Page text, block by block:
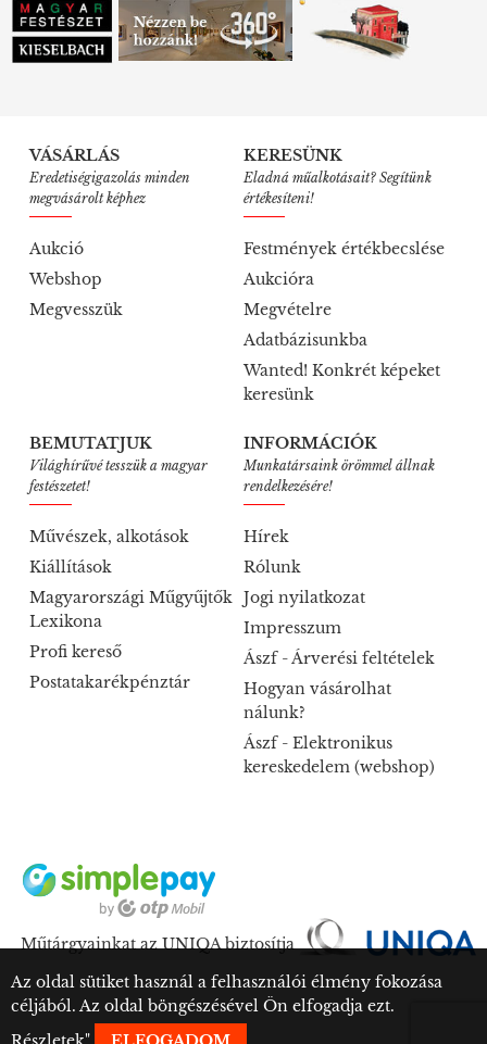
VÁSÁRLÁS
Eredetiségigazolás minden
megvásárolt képhez
Aukció
Webshop
Megvesszük
KERESÜNK
Eladná műalkotásait? Segítünk
értékesíteni!
Festmények értékbecslése
Aukcióra
Megvételre
Adatbázisunkba
Wanted! Konkrét képeket
keresünk
BEMUTATJUK
Világhírűvé tesszük a magyar
festészetet!
Művészek, alkotások
Kiállítások
Magyarországi Műgyűjtők
Lexikona
Profi kereső
Postatakarékpénztár
INFORMÁCIÓK
Munkatársaink örömmel állnak
rendelkezésére!
Hírek
Rólunk
Jogi nyilatkozat
Impresszum
Ászf - Árverési feltételek
Hogyan vásárolhat
nálunk?
Ászf - Elektronikus
kereskedelem (webshop)
Műtárgyainkat az UNIQA biztosítja
Az oldal sütiket használ a felhasználói élmény fokozása
céljából. Az oldal böngészésével Ön elfogadja ezt.